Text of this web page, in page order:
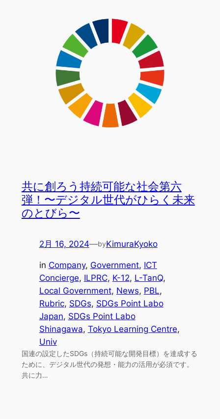
共に創ろう持続可能な社会第六
弾！〜デジタル世代がひらく未来
のとびら〜
2月 16, 2024—byKimuraKyoko
in Company, Government, ICT
Concierge, ILPRC, K-12, L-TanQ
Local Government, News, PBL
Rubric, SDGs, SDGs Point Labo
Japan, SDGs Point Labo
Shinagawa, Tokyo Learning Centre
Univ
国連の設定したSDGs（持続可能な開発目標）を達成する
ために、デジタル世代の発想・能力の活用が必須です。
共に力…